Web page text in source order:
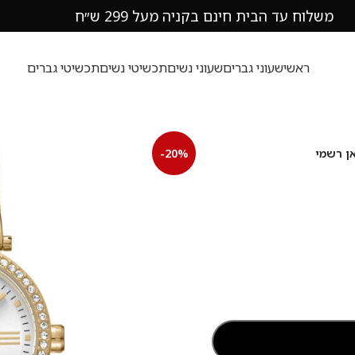
משלוח עד הבית חינם בקניה מעל 299 ש״ח
ראשישעוני גבריםשעוני נשיםתכשיטי נשיםתכשיטי גברים
-20%